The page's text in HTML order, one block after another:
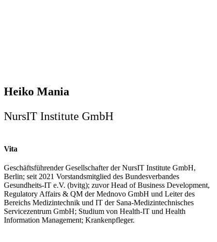
Heiko Mania
NursIT Institute GmbH
Vita
Geschäftsführender Gesellschafter der NursIT Institute GmbH,
Berlin; seit 2021 Vorstandsmitglied des Bundesverbandes
Gesundheits-IT e.V. (bvitg); zuvor Head of Business Development,
Regulatory Affairs & QM der Mednovo GmbH und Leiter des
Bereichs Medizintechnik und IT der Sana-Medizintechnisches
Servicezentrum GmbH; Studium von Health-IT und Health
Information Management; Krankenpfleger.